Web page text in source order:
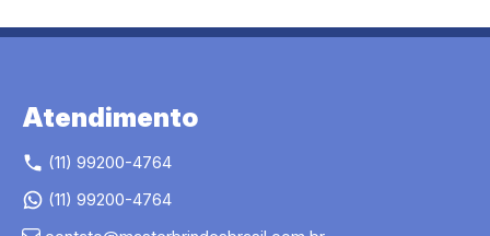
Atendimento
(11) 99200-4764
(11) 99200-4764